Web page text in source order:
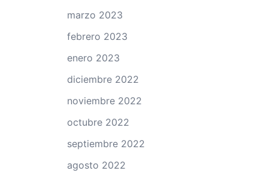
marzo 2023
febrero 2023
enero 2023
diciembre 2022
noviembre 2022
octubre 2022
septiembre 2022
agosto 2022